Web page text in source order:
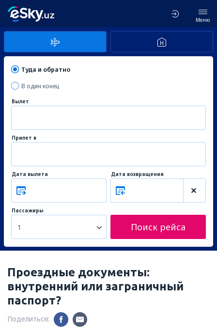
Меню
Туда и обратно
В один конец
Вылет
Прилет в
Дата вылета Дата возвращения
Пассажиры
1 Поиск рейса
Проездные документы:
внутренний или заграничный
паспорт?
Поделиться: